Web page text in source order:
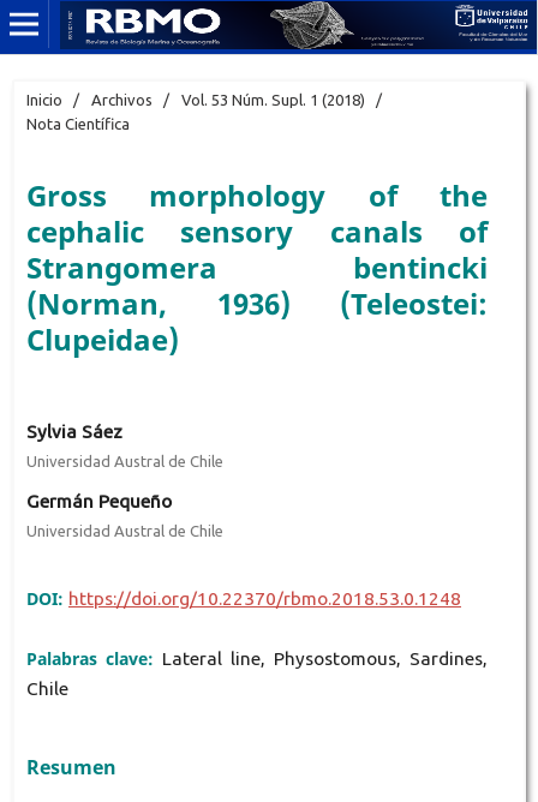
Inicio / Archivos / Vol. 53 Núm. Supl. 1 (2018)
/
Nota Científica
Gross morphology of the
cephalic sensory canals of
Strangomera bentincki
(Norman, 1936) (Teleostei:
Clupeidae)
Sylvia Sáez
Universidad Austral de Chile
Germán Pequeño
Universidad Austral de Chile
DOI: https://doi.org/10.22370/rbmo.2018.53.0.1248
Palabras clave: Lateral line, Physostomous, Sardines,
Chile
Resumen